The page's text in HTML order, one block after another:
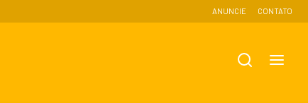
ANUNCIE CONTATO